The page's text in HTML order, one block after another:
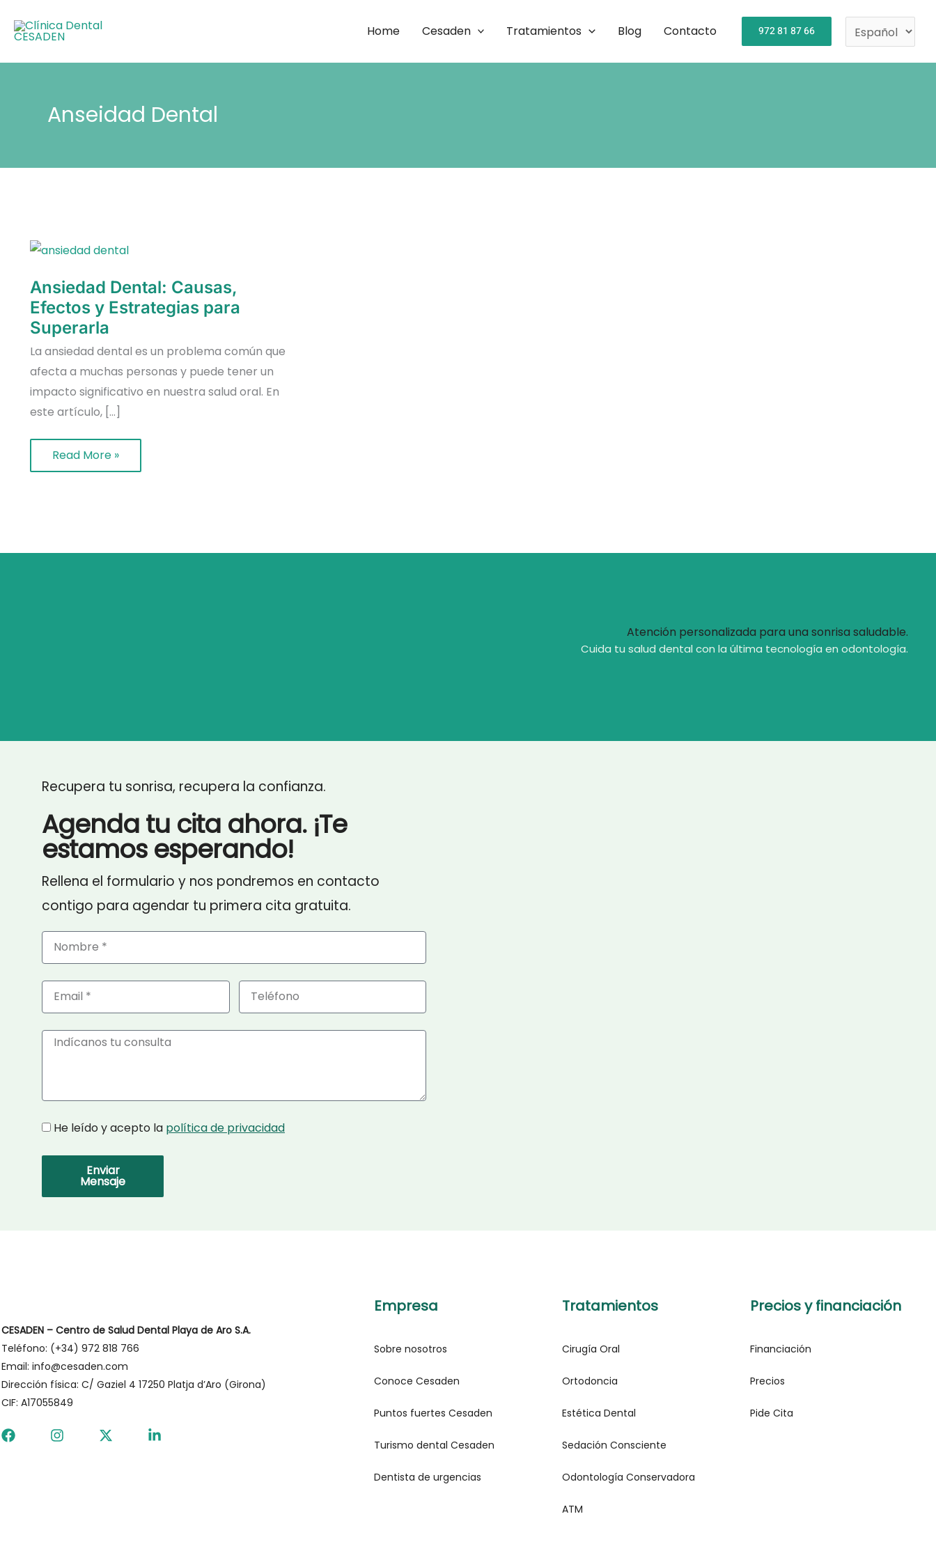
Home Cesaden Tratamientos Blog Contacto 972 81 87 66
un
idioma
Anseidad Dental
Ansiedad Dental: Causas,
Efectos y Estrategias para
Superarla
La ansiedad dental es un problema común que
afecta a muchas personas y puede tener un
impacto significativo en nuestra salud oral. En
este artículo, […]
Ansiedad
Dental:
Efectos
Y
Estrategias
Para
Superarla
Read More »
Atención personalizada para una sonrisa saludable.
Cuida tu salud dental con la última tecnología en odontología.
Recupera tu sonrisa, recupera la confianza.
Agenda tu cita ahora. ¡Te
estamos esperando!
Rellena el formulario y nos pondremos en contacto
contigo para agendar tu primera cita gratuita.
Nombre
Email Telefono
Mensaje
Privacidad
He leído y acepto la política de privacidad
Enviar
Mensaje
CESADEN – Centro de Salud Dental Playa de Aro S.A.
Teléfono: (+34) 972 818 766
Email: info@cesaden.com
Dirección física: C/ Gaziel 4 17250 Platja d’Aro (Girona)
CIF: A17055849
Empresa
Sobre nosotros
Conoce Cesaden
Puntos fuertes Cesaden
Turismo dental Cesaden
Dentista de urgencias
Tratamientos
Cirugía Oral
Ortodoncia
Estética Dental
Sedación Consciente
Odontología Conservadora
ATM
Precios y financiación
Financiación
Precios
Pide Cita